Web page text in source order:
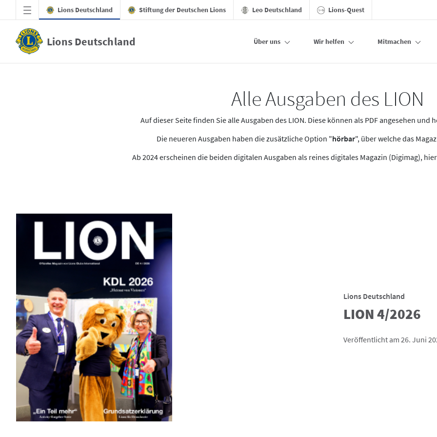
Zum Hauptinhalt springen
Lions Deutschland Stiftung der Deutschen Lions Leo Deutschland Lions-Quest
Lions Deutschland Über uns Wir helfen Mitmachen
Alle Ausgaben des LION
Auf dieser Seite finden Sie alle Ausgaben des LION. Diese können als PDF angesehen und
Die neueren Ausgaben haben die zusätzliche Option "hörbar", über welche das
Ab 2024 erscheinen die beiden digitalen Ausgaben als reines digitales Magazin (Digimag),
Lions Deutschland
LION 4/2026
Veröffentlicht am 26. Juni